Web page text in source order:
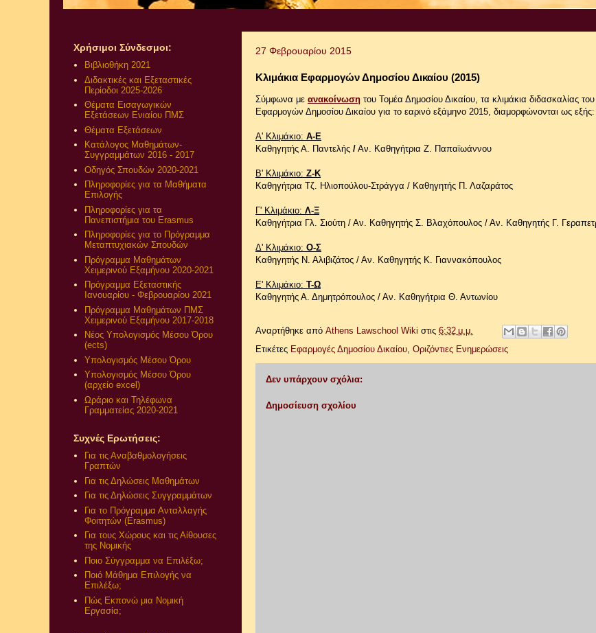
27 Φεβρουαρίου 2015
Κλιμάκια Εφαρμογών Δημοσίου Δικαίου (2015)
Σύμφωνα με ανακοίνωση του Τομέα Δημοσίου Δικαίου, τα κλιμάκια διδασκαλίας
Εφαρμογών Δημοσίου Δικαίου για το εαρινό εξάμηνο 2015, διαμορφώνονται ως εξής:
Α' Κλιμάκιο: Α-Ε
Καθηγητής Α. Παντελής / Αν. Καθηγήτρια Ζ. Παπαϊωάννου
Β' Κλιμάκιο: Ζ-Κ
Καθηγήτρια Τζ. Ηλιοπούλου-Στράγγα / Καθηγητής Π. Λαζαράτος
Γ' Κλιμάκιο: Λ-Ξ
Καθηγήτρια Γλ. Σιούτη / Αν. Καθηγητής Σ. Βλαχόπουλος / Αν. Καθηγητής Γ.
Δ' Κλιμάκιο: Ο-Σ
Καθηγητής Ν. Αλιβιζάτος / Αν. Καθηγητής Κ. Γιαννακόπουλος
Ε' Κλιμάκιο: Τ-Ω
Καθηγητής Α. Δημητρόπουλος / Αν. Καθηγήτρια Θ. Αντωνίου
Αναρτήθηκε από Athens Lawschool Wiki στις 6:32 μ.μ.
Ετικέτες Εφαρμογές Δημοσίου Δικαίου, Οριζόντιες Ενημερώσεις
Δεν υπάρχουν σχόλια:
Δημοσίευση σχολίου
Χρήσιμοι Σύνδεσμοι:
Βιβλιοθήκη 2021
Διδακτικές και Εξεταστικές
Περίοδοι 2025-2026
Θέματα Εισαγωγικών
Εξετάσεων Ενιαίου ΠΜΣ
Θέματα Εξετάσεων
Κατάλογος Μαθημάτων-
Συγγραμμάτων 2016 - 2017
Οδηγός Σπουδών 2020-2021
Πληροφορίες για τα Μαθήματα
Επιλογής
Πληροφορίες για τα
Πανεπιστήμια του Erasmus
Πληροφορίες για το Πρόγραμμα
Μεταπτυχιακών Σπουδών
Πρόγραμμα Μαθημάτων
Χειμερινού Εξαμήνου 2020-2021
Πρόγραμμα Εξεταστικής
Ιανουαρίου - Φεβρουαρίου 2021
Πρόγραμμα Μαθημάτων ΠΜΣ
Χειμερινού Εξαμήνου 2017-2018
Νέος Υπολογισμός Μέσου Όρου
(ects)
Υπολογισμός Μέσου Όρου
Υπολογισμός Μέσου Όρου
(αρχείο excel)
Ωράριο και Τηλέφωνα
Γραμματείας 2020-2021
Συχνές Ερωτήσεις:
Για τις Αναβαθμολογήσεις
Γραπτών
Για τις Δηλώσεις Μαθημάτων
Για τις Δηλώσεις Συγγραμμάτων
Για το Πρόγραμμα Ανταλλαγής
Φοιτητών (Erasmus)
Για τους Χώρους και τις Αίθουσες
της Νομικής
Ποιο Σύγγραμμα να Επιλέξω;
Ποιό Μάθημα Επιλογής να
Επιλέξω;
Πώς Εκπονώ μια Νομική
Εργασία;